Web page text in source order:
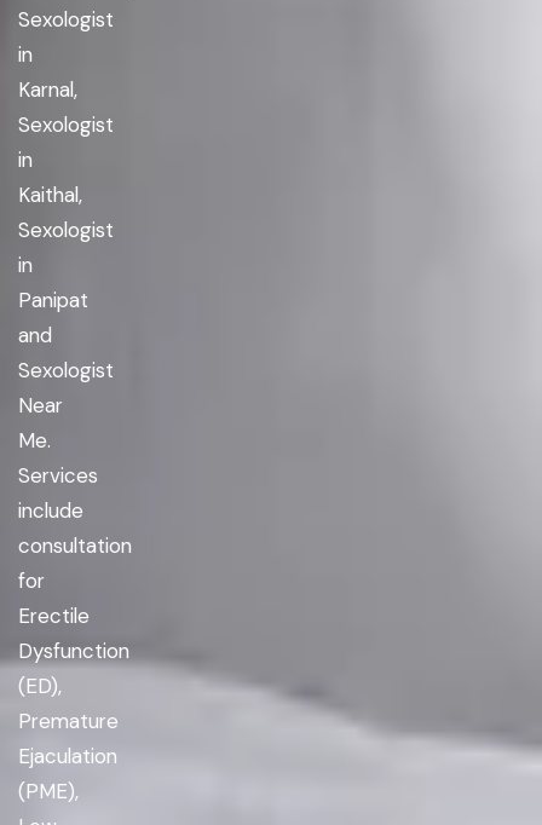
Sexologist
in
Karnal,
Sexologist
in
Kaithal,
Sexologist
in
Panipat
and
Sexologist
Near
Me.
Services
include
consultation
for
Erectile
Dysfunction
(ED),
Premature
Ejaculation
(PME),